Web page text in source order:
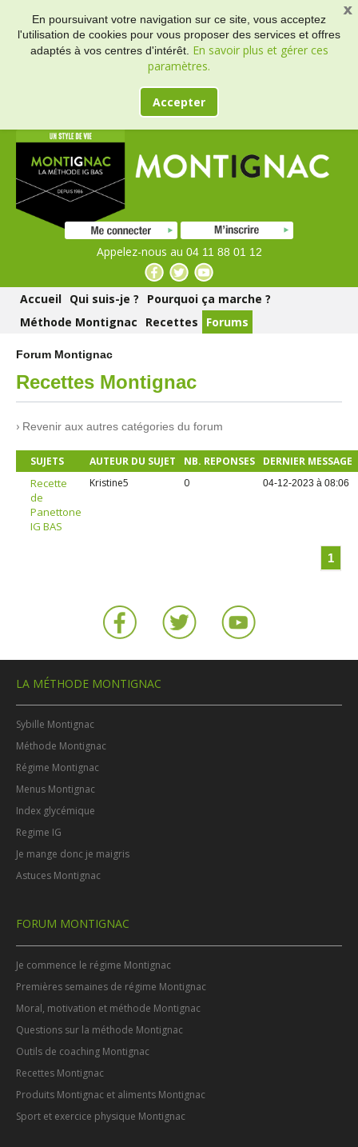
En poursuivant votre navigation sur ce site, vous acceptez
l'utilisation de cookies pour vous proposer des services et offres
adaptés à vos centres d'intérêt. En savoir plus et gérer ces
paramètres.
Accepter
Appelez-nous au 04 11 88 01 12
Accueil Qui suis-je ?
Pourquoi ça marche ?
Méthode Montignac
Recettes Forums
Forum Montignac
Recettes Montignac
› Revenir aux autres catégories du forum
SUJETS AUTEUR DU SUJET NB. REPONSES DERNIER MESSAGE
Recette
de
Panettone
IG BAS
Kristine5 0 04-12-2023 à 08:06
1
LA MÉTHODE MONTIGNAC
Sybille Montignac
Méthode Montignac
Régime Montignac
Menus Montignac
Index glycémique
Regime IG
Je mange donc je maigris
Astuces Montignac
FORUM MONTIGNAC
Je commence le régime Montignac
Premières semaines de régime Montignac
Moral, motivation et méthode Montignac
Questions sur la méthode Montignac
Outils de coaching Montignac
Recettes Montignac
Produits Montignac et aliments Montignac
Sport et exercice physique Montignac